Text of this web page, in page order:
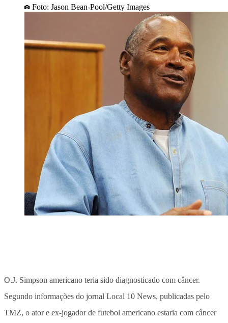
Foto: Jason Bean-Pool/Getty Images
O.J. Simpson americano teria sido diagnosticado com câncer.
Segundo informações do jornal Local 10 News, publicadas pelo
TMZ, o ator e ex-jogador de futebol americano estaria com câncer